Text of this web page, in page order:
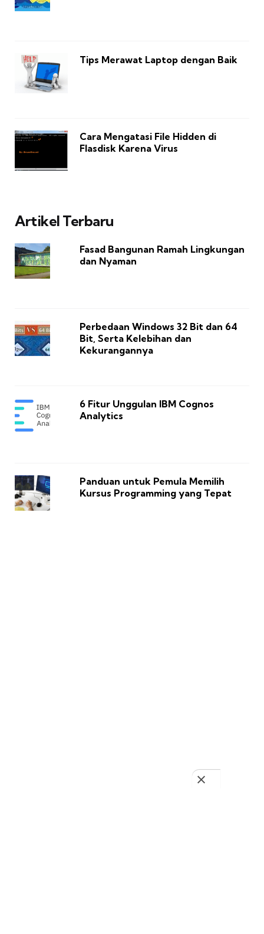
Tips Merawat Laptop dengan Baik
Cara Mengatasi File Hidden di
Flasdisk Karena Virus
Artikel Terbaru
Fasad Bangunan Ramah Lingkungan
dan Nyaman
Perbedaan Windows 32 Bit dan 64
Bit, Serta Kelebihan dan
Kekurangannya
6 Fitur Unggulan IBM Cognos
Analytics
Panduan untuk Pemula Memilih
Kursus Programming yang Tepat